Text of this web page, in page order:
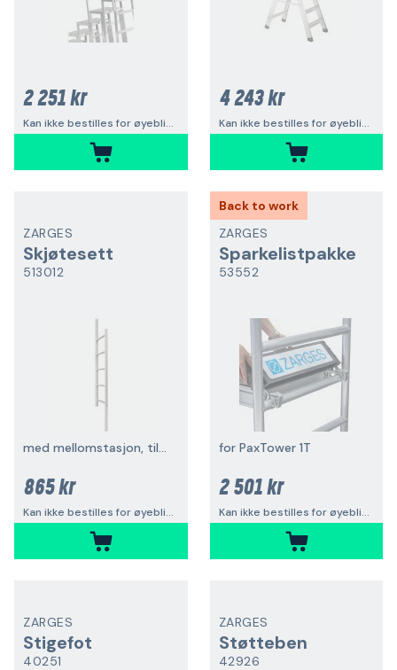
2 251 kr
Kan ikke bestilles for øyeblikket
4 243 kr
Kan ikke bestilles for øyeblikket
ZARGES
Skjøtesett
513012
med mellomstasjon, til brannstige
865 kr
Kan ikke bestilles for øyeblikket
Back to work
ZARGES
Sparkelistpakke
53552
for PaxTower 1T
2 501 kr
Kan ikke bestilles for øyeblikket
ZARGES
Stigefot
40251
ZARGES
Støtteben
42926